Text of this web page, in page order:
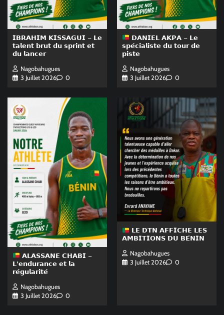
𝗜𝗕𝗥𝗔𝗛𝗜𝗠 𝗞𝗜𝗦𝗦𝗔𝗚𝗨𝗜 – 𝗟𝗲
𝘁𝗮𝗹𝗲𝗻𝘁 𝗯𝗿𝘂𝘁 𝗱𝘂 𝘀𝗽𝗿𝗶𝗻𝘁 𝗲𝘁
𝗱𝘂 𝗹𝗮𝗻𝗰𝗲𝗿
Nagobahugues
3 Juillet 2026
0
𝗗𝗔𝗡𝗜𝗘𝗟 𝗔𝗞𝗣𝗔 – 𝗟𝗲
𝘀𝗽𝗲́𝗰𝗶𝗮𝗹𝗶𝘀𝘁𝗲 𝗱𝘂 𝘁𝗼𝘂𝗿 𝗱𝗲
𝗽𝗶𝘀𝘁𝗲
Nagobahugues
3 Juillet 2026
0
𝗔𝗟𝗔𝗦𝗦𝗔𝗡𝗘 𝗖𝗛𝗔𝗕𝗜 –
𝗟’𝗲𝗻𝗱𝘂𝗿𝗮𝗻𝗰𝗲 𝗲𝘁 𝗹𝗮
𝗿𝗲́𝗴𝘂𝗹𝗮𝗿𝗶𝘁𝗲́
Nagobahugues
3 Juillet 2026
0
𝗟𝗘 𝗗𝗧𝗡 𝗔𝗙𝗙𝗜𝗖𝗛𝗘 𝗟𝗘𝗦
𝗔𝗠𝗕𝗜𝗧𝗜𝗢𝗡𝗦 𝗗𝗨 𝗕𝗘́𝗡𝗜𝗡
Nagobahugues
3 Juillet 2026
0